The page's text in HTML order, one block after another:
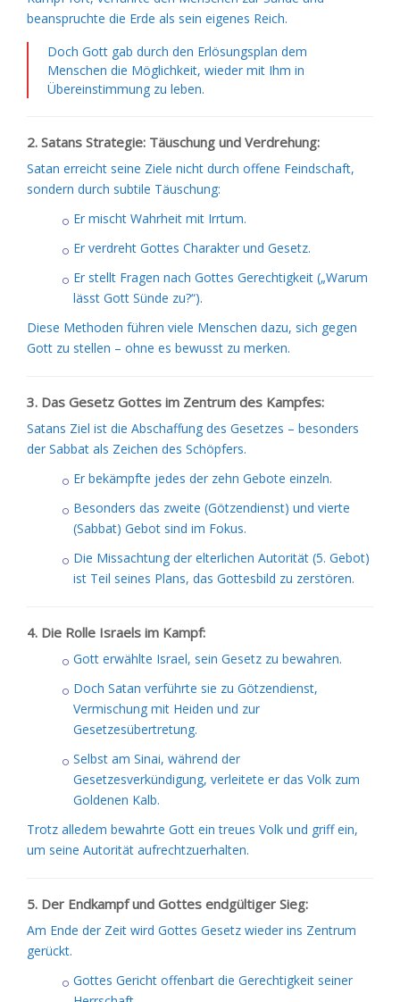
beanspruchte die Erde als sein eigenes Reich.
Doch Gott gab durch den Erlösungsplan dem
Menschen die Möglichkeit, wieder mit Ihm in
Übereinstimmung zu leben.
2. Satans Strategie: Täuschung und Verdrehung:
Satan erreicht seine Ziele nicht durch offene Feindschaft,
sondern durch subtile Täuschung:
Er mischt Wahrheit mit Irrtum.
Er verdreht Gottes Charakter und Gesetz.
Er stellt Fragen nach Gottes Gerechtigkeit („Warum
lässt Gott Sünde zu?“).
Diese Methoden führen viele Menschen dazu, sich gegen
Gott zu stellen – ohne es bewusst zu merken.
3. Das Gesetz Gottes im Zentrum des Kampfes:
Satans Ziel ist die Abschaffung des Gesetzes – besonders
der Sabbat als Zeichen des Schöpfers.
Er bekämpfte jedes der zehn Gebote einzeln.
Besonders das zweite (Götzendienst) und vierte
(Sabbat) Gebot sind im Fokus.
Die Missachtung der elterlichen Autorität (5. Gebot)
ist Teil seines Plans, das Gottesbild zu zerstören.
4. Die Rolle Israels im Kampf:
Gott erwählte Israel, sein Gesetz zu bewahren.
Doch Satan verführte sie zu Götzendienst,
Vermischung mit Heiden und zur
Gesetzesübertretung.
Selbst am Sinai, während der
Gesetzesverkündigung, verleitete er das Volk zum
Goldenen Kalb.
Trotz alledem bewahrte Gott ein treues Volk und griff ein,
um seine Autorität aufrechtzuerhalten.
5. Der Endkampf und Gottes endgültiger Sieg:
Am Ende der Zeit wird Gottes Gesetz wieder ins Zentrum
gerückt.
Gottes Gericht offenbart die Gerechtigkeit seiner